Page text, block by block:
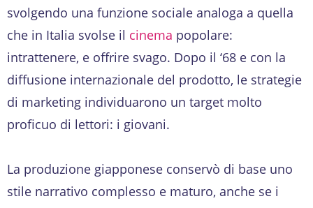
svolgendo una funzione sociale analoga a quella
che in Italia svolse il cinema popolare:
intrattenere, e offrire svago. Dopo il ‘68 e con la
diffusione internazionale del prodotto, le strategie
di marketing individuarono un target molto
proficuo di lettori: i giovani.
La produzione giapponese conservò di base uno
stile narrativo complesso e maturo, anche se i